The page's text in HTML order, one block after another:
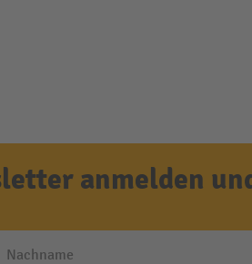
anmelden
Nachname